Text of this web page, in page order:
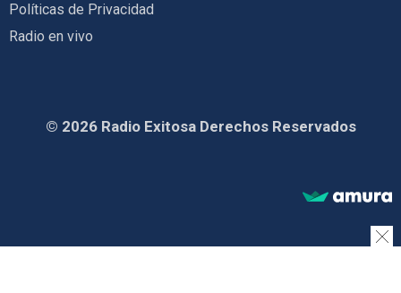
Políticas de Privacidad
Radio en vivo
© 2026 Radio Exitosa Derechos Reservados